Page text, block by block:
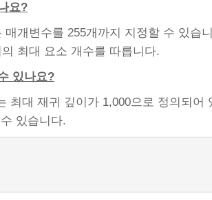
요?
개변수를 255개까지 지정할 수 있습
최대 요소 개수를 따릅니다.
있나요?
최대 재귀 깊이가 1,000으로 정의되어
있습니다.